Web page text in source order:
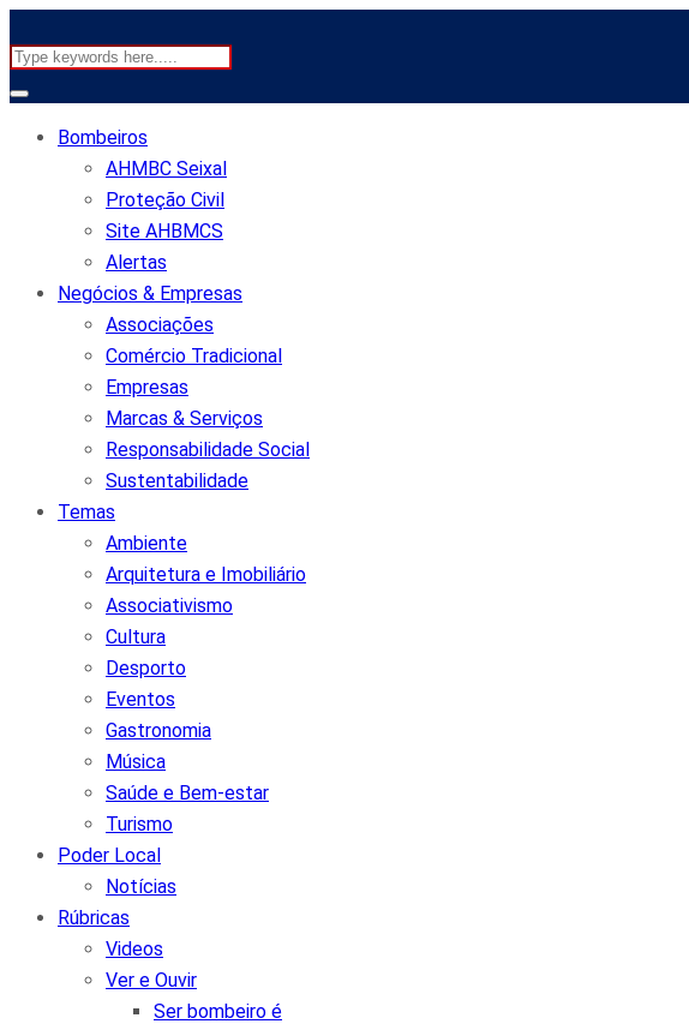
Bombeiros
AHMBC Seixal
Proteção Civil
Site AHBMCS
Alertas
Negócios & Empresas
Associações
Comércio Tradicional
Empresas
Marcas & Serviços
Responsabilidade Social
Sustentabilidade
Temas
Ambiente
Arquitetura e Imobiliário
Associativismo
Cultura
Desporto
Eventos
Gastronomia
Música
Saúde e Bem-estar
Turismo
Poder Local
Notícias
Rúbricas
Videos
Ver e Ouvir
Ser bombeiro é